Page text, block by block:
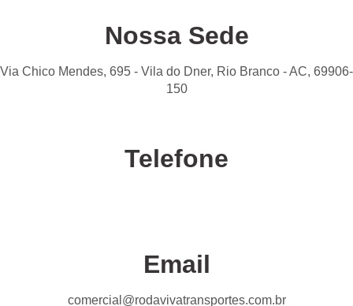
Nossa Sede
Via Chico Mendes, 695 - Vila do Dner, Rio Branco - AC, 69906-
150
Telefone
Email
comercial@rodavivatransportes.com.br